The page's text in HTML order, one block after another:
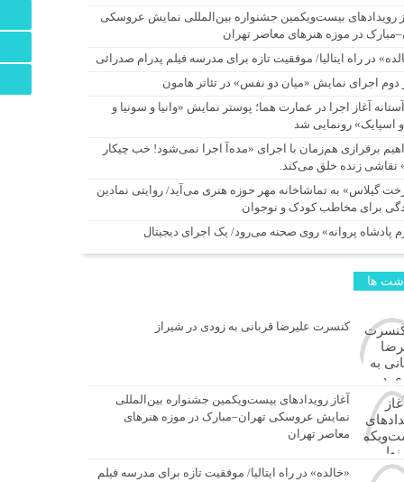
یک اجرای دیجیتال
شد
دنبال نان می‌گردد!
رویدادهای بیست‌ویکمین جشنواره بین‌المللی نمایش عروسکی
در موزه هنرهای معاصر تهران
در راه ایتالیا/ موفقیت تازه برای مدرسه فیلم پدرام صدرائی
دوم اجرای نمایش «میان دو نفس» در تئاتر هامون
آغاز اجرا در عمارت هما؛ پوستر نمایش «وانیا و سونیا و
اسپایک» رونمایی شد
برفرازی هم‌زمان با اجرای «مده‌آ اجرا نمی‌شود! خب چیکار
نقاشی زنده خلق می‌کند.
گیلاس» به تماشاخانه مهر حوزه هنری می‌آید/ روایتی نمادین
برای مخاطب کودک و نوجوان
پادشاه پروانه» روی صحنه می‌رود/ یک اجرای دیجیتال
ها
کنسرت علیرضا قربانی به زودی در شیراز
آغاز رویدادهای بیست‌ویکمین جشنواره بین‌المللی
نمایش عروسکی تهران–مبارک در موزه هنرهای
معاصر تهران
«خالده» در راه ایتالیا/ موفقیت تازه برای مدرسه فیلم